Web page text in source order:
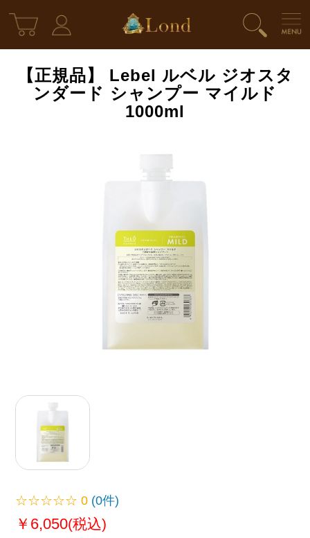
【正規品】 Lebel ルベル ジオスタ
ンダード シャンプー マイルド
1000ml
☆☆☆☆☆0 (0件)
￥6,050(税込)